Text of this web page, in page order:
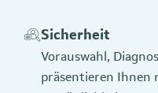
Sicherheit
Vorauswahl,
präsentieren Ihnen